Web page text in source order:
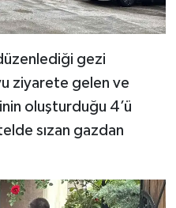
gezi
ziyarete gelen ve
oluşturduğu 4’ü
sızan gazdan